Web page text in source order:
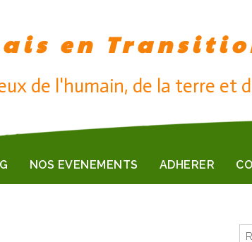
en
de l'humain, de la terre et
NOS EVENEMENTS ADHERER